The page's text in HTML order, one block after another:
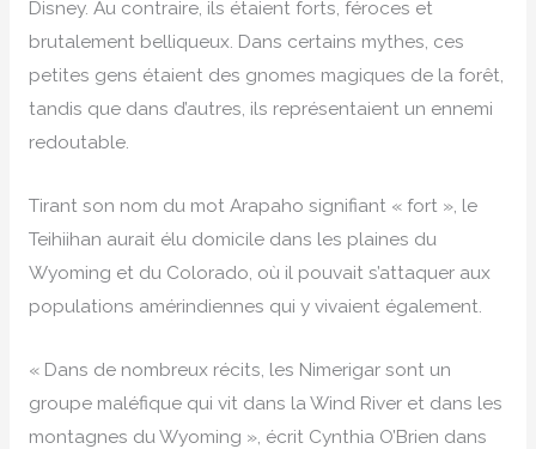
Disney. Au contraire, ils étaient forts, féroces et
brutalement belliqueux. Dans certains mythes, ces
petites gens étaient des gnomes magiques de la forêt,
tandis que dans d’autres, ils représentaient un ennemi
redoutable.
Tirant son nom du mot Arapaho signifiant « fort », le
Teihiihan aurait élu domicile dans les plaines du
Wyoming et du Colorado, où il pouvait s’attaquer aux
populations amérindiennes qui y vivaient également.
« Dans de nombreux récits, les Nimerigar sont un
groupe maléfique qui vit dans la Wind River et dans les
montagnes du Wyoming », écrit Cynthia O’Brien dans